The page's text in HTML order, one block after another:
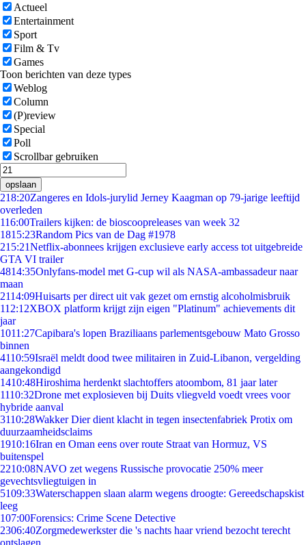
Actueel
Entertainment
Sport
Film & Tv
Games
Toon berichten van deze types
Weblog
Column
(P)review
Special
Poll
Scrollbar gebruiken
opslaan
218:20Zangeres en Idols-jurylid Jerney Kaagman op 79-jarige leeftijd
overleden
116:00Trailers kijken: de bioscoopreleases van week 32
1815:23Random Pics van de Dag #1978
215:21Netflix-abonnees krijgen exclusieve early access tot uitgebreide
GTA VI trailer
4814:35Onlyfans-model met G-cup wil als NASA-ambassadeur naar
maan
2114:09Huisarts per direct uit vak gezet om ernstig alcoholmisbruik
112:12XBOX platform krijgt zijn eigen "Platinum" achievements dit
jaar
1011:27Capibara's lopen Braziliaans parlementsgebouw Mato Grosso
binnen
4110:59Israël meldt dood twee militairen in Zuid-Libanon, vergelding
aangekondigd
1410:48Hiroshima herdenkt slachtoffers atoombom, 81 jaar later
1110:32Drone met explosieven bij Duits vliegveld voedt vrees voor
hybride aanval
3110:28Wakker Dier dient klacht in tegen insectenfabriek Protix om
duurzaamheidsclaims
1910:16Iran en Oman eens over route Straat van Hormuz, VS
buitenspel
2210:08NAVO zet wegens Russische provocatie 250% meer
gevechtsvliegtuigen in
5109:33Waterschappen slaan alarm wegens droogte: Gereedschapskist
leeg
107:00Forensics: Crime Scene Detective
2306:40Zorgmedewerkster die 's nachts haar vriend bezocht terecht
ontslagen